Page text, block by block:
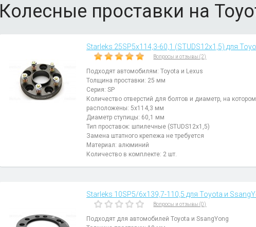
Колесные проставки на
Starleks 25SP5х114,3-60,1 (STUDS12х1,5) для
Вопросы и отзывы (2)
Подходят автомобилям: Toyota и Lexus
Толщина проставки: 25 мм
Серия: SP
Количество отверстий для болтов и диаметр, на
расположены: 5х114,3 мм
Диаметр ступицы: 60,1 мм
Тип проставок: шпилечные (STUDS12х1,5)
Замена штатного крепежа не требуется
Материал: алюминий
Количество в комплекте: 2 шт.
Starleks 10SP5/6х139,7-110,5 для Toyota и
Вопросы и отзывы (0)
Подходят для автомобилей Toyota и SsangYong